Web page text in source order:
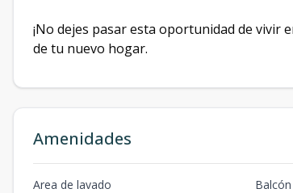
¡No dejes pasar esta oportunidad de vivir
de tu nuevo hogar.
Amenidades
Area de lavado Balcón